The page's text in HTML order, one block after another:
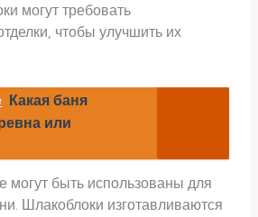
могут требовать
чтобы улучшить их
Какая баня
или
могут быть использованы для
Шлакоблоки изготавливаются